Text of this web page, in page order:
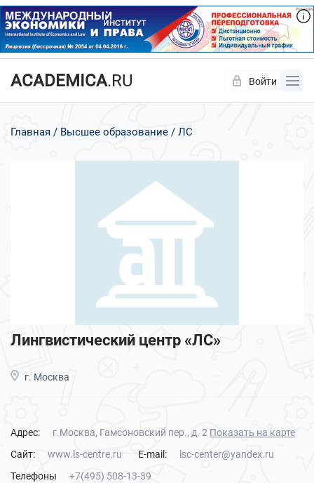
ACADEMICA.RU Войти
Главная Высшее образование ЛС
Лингвистический центр «ЛС»
г. Москва
Адрес: г.Москва, Гамсоновский пер., д. 2 Показать на карте
Сайт:
www.ls-centre.ru E-mail:
lsc-center@yandex.ru
Телефоны
+7(495) 508-13-39
Да Нет